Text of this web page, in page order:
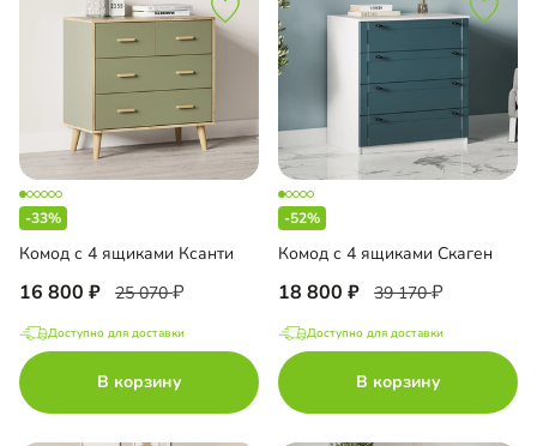
-33%
Комод с 4 ящиками Ксанти
16 800 25 070
Доступно для доставки
В корзину
-52%
Комод с 4 ящиками Скаген
18 800 39 170
Доступно для доставки
В корзину